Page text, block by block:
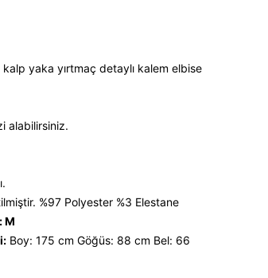
kalp yaka yırtmaç detaylı kalem elbise
alabilirsiniz.
%97 Polyester %3 Elestane
M
Boy: 175 cm Göğüs: 88 cm Bel: 66